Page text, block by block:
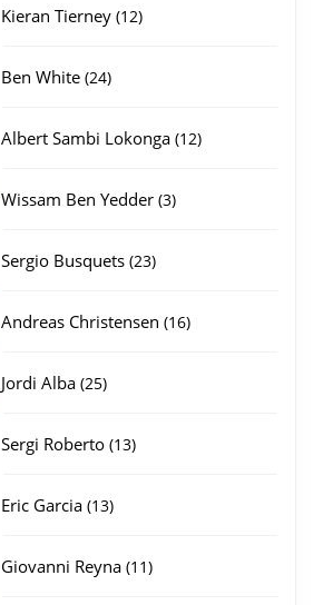
Kieran Tierney 1212
Ben White 2424
Albert Sambi Lokonga 1212
Wissam Ben Yedder 33
Sergio Busquets 2323
Andreas Christensen 1616
Jordi Alba 2525
Sergi Roberto 1313
Eric Garcia 1313
Giovanni Reyna 1111